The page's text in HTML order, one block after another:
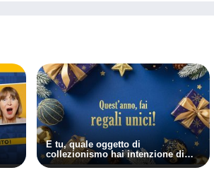
E tu, quale oggetto di
collezionismo hai intenzione di
regalare per le feste?